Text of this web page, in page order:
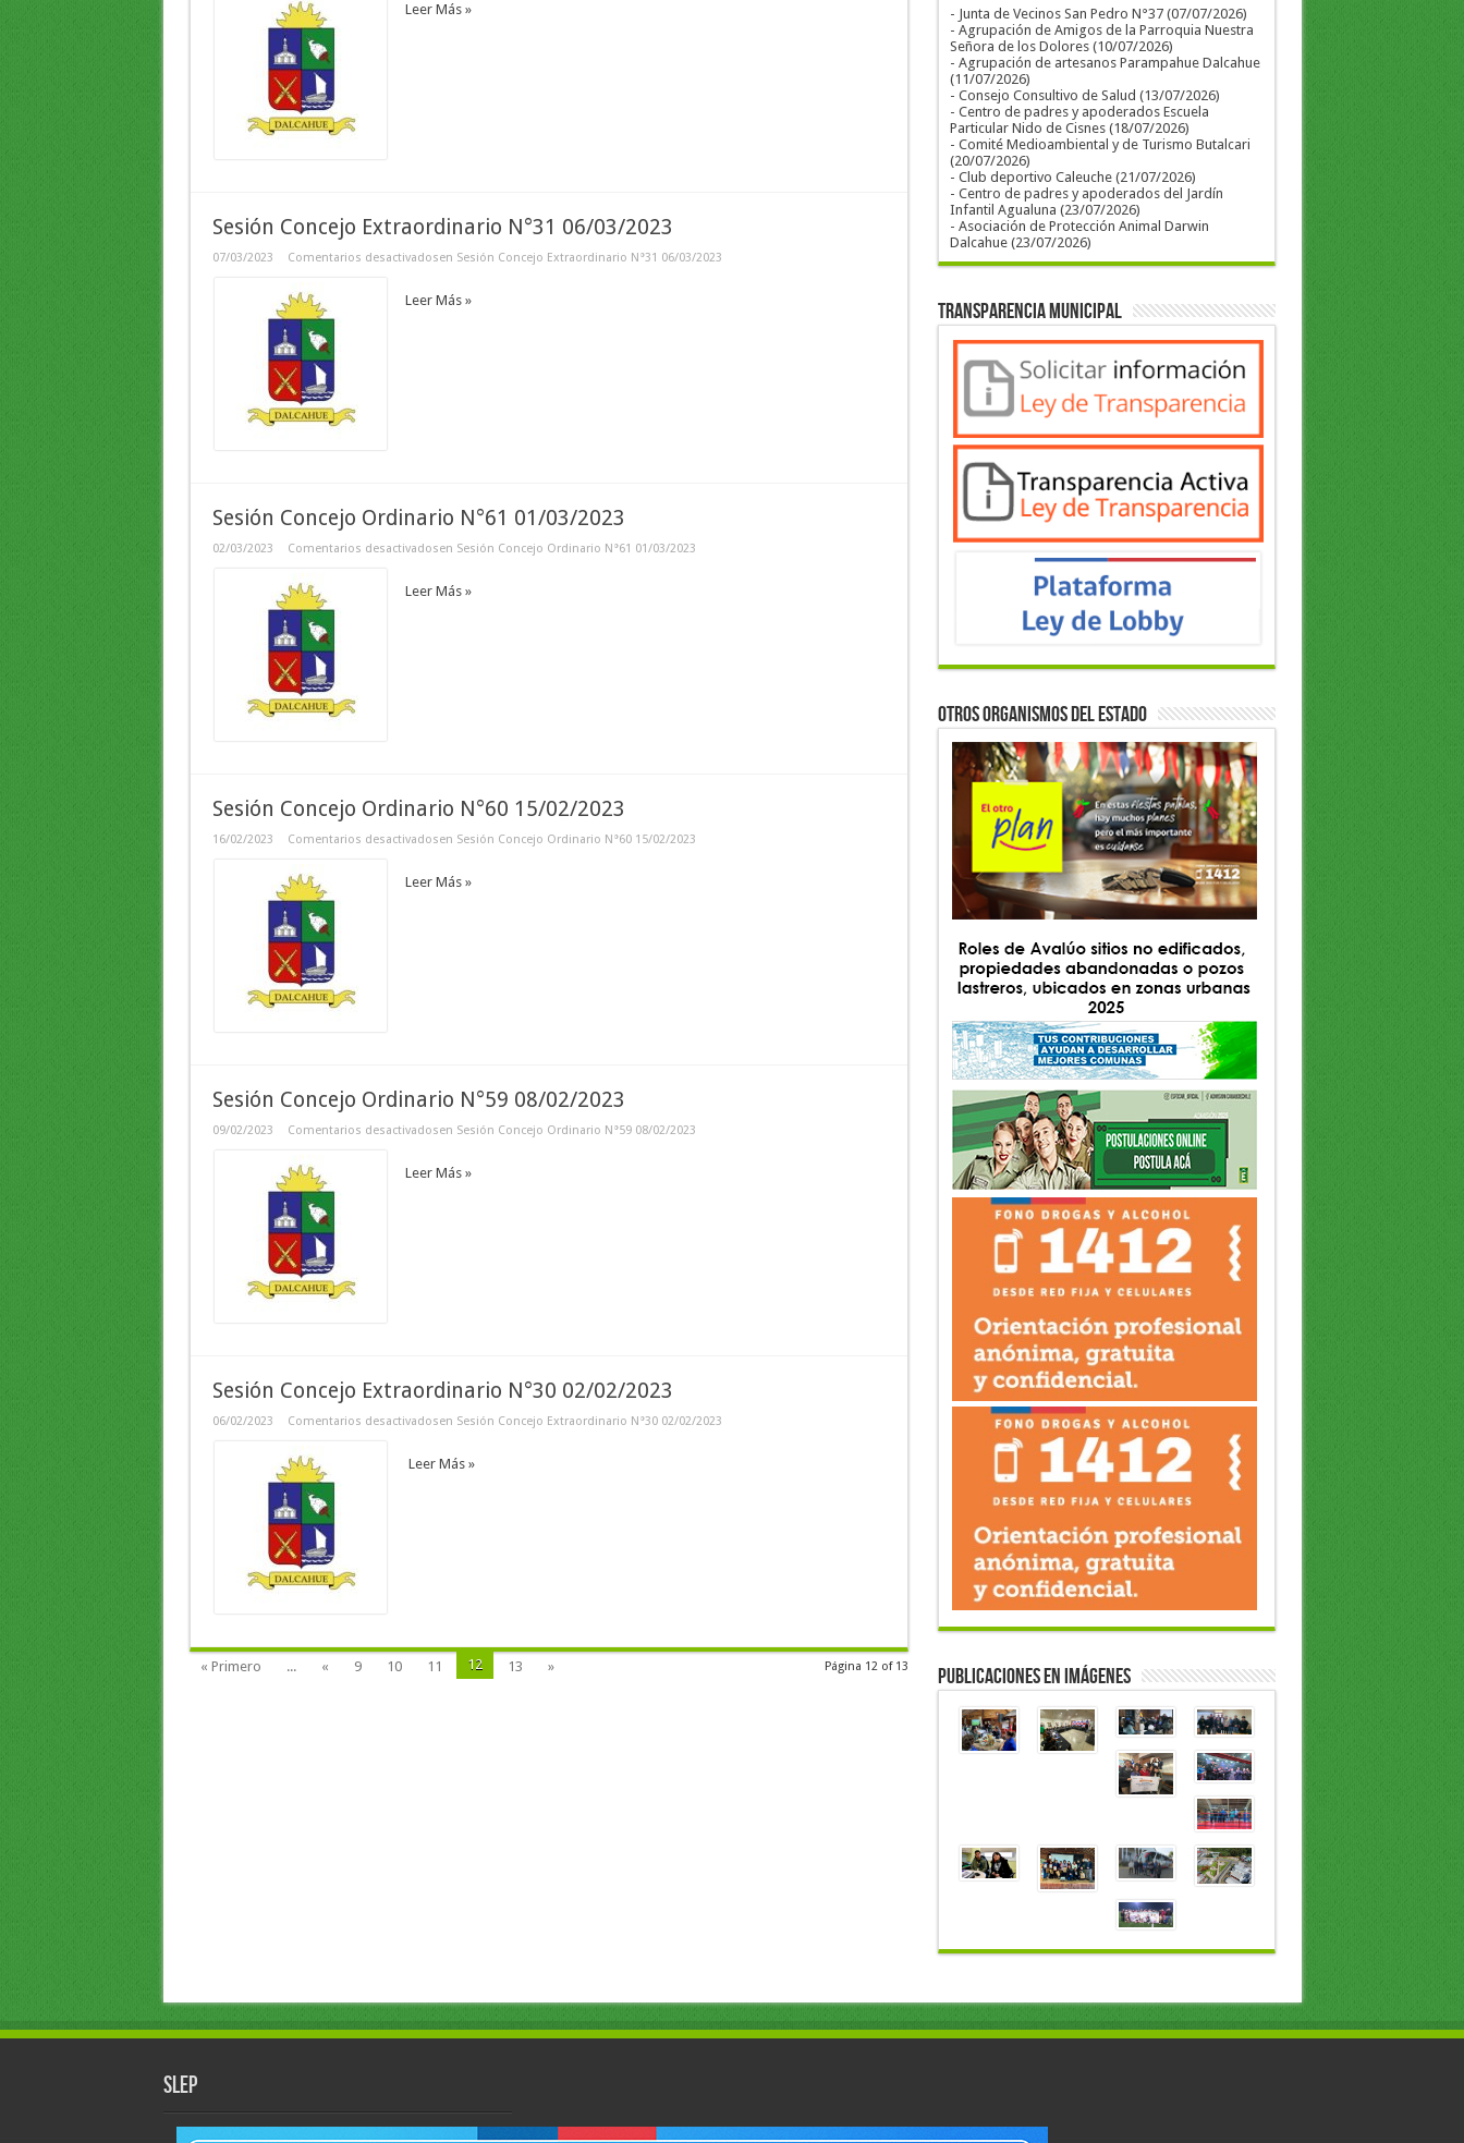
Leer Más »
Sesión Concejo Extraordinario N°31 06/03/2023
07/03/2023 Comentarios desactivadosen Sesión Concejo Extraordinario N°31 06/03/2023
Leer Más »
Sesión Concejo Ordinario N°61 01/03/2023
02/03/2023 Comentarios desactivadosen Sesión Concejo Ordinario N°61 01/03/2023
Leer Más »
Sesión Concejo Ordinario N°60 15/02/2023
16/02/2023 Comentarios desactivadosen Sesión Concejo Ordinario N°60 15/02/2023
Leer Más »
Sesión Concejo Ordinario N°59 08/02/2023
09/02/2023 Comentarios desactivadosen Sesión Concejo Ordinario N°59 08/02/2023
Leer Más »
Sesión Concejo Extraordinario N°30 02/02/2023
06/02/2023 Comentarios desactivadosen Sesión Concejo Extraordinario N°30 02/02/2023
Leer Más »
Página 12 of 13
« Primero ... « 9 10 11 12 13 »
- Junta de Vecinos San Pedro N°37 (07/07/2026)
- Agrupación de Amigos de la Parroquia Nuestra
Señora de los Dolores (10/07/2026)
- Agrupación de artesanos Parampahue Dalcahue
(11/07/2026)
- Consejo Consultivo de Salud (13/07/2026)
- Centro de padres y apoderados Escuela
Particular Nido de Cisnes (18/07/2026)
- Comité Medioambiental y de Turismo Butalcari
(20/07/2026)
- Club deportivo Caleuche (21/07/2026)
- Centro de padres y apoderados del Jardín
Infantil Agualuna (23/07/2026)
- Asociación de Protección Animal Darwin
Dalcahue (23/07/2026)
Transparencia Municipal
OTROS ORGANISMOS DEL ESTADO
Publicaciones en Imágenes
slep